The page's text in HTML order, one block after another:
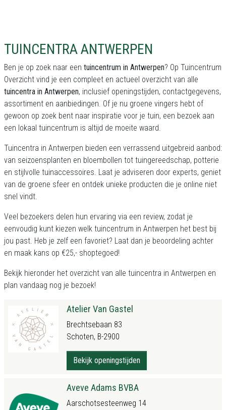
TUINCENTRA ANTWERPEN
Ben je op zoek naar een tuincentrum in Antwerpen? Op Tuincentrum
Overzicht vind je een compleet en actueel overzicht van alle
tuincentra in Antwerpen, inclusief openingstijden, contactgegevens,
assortiment en aanbiedingen. Of je nu groene vingers hebt of
gewoon op zoek bent naar inspiratie voor je tuin, een bezoek aan
een lokaal tuincentrum is altijd de moeite waard.
Tuincentra in Antwerpen bieden een verrassend uitgebreid aanbod:
van seizoensplanten en bloembollen tot tuingereedschap, potterie
en stijlvolle tuinaccessoires. Laat je adviseren door experts, geniet
van de groene sfeer en ontdek unieke producten die je online niet
snel vindt.
Veel bezoekers delen hun ervaring via een review, zodat je
eenvoudig kunt kiezen welk tuincentrum in Antwerpen het best bij
jou past. Heb je zelf een favoriet? Laat dan je beoordeling achter
en maak kans op €25,- shoptegoed!
Bekijk hieronder het overzicht van alle tuincentra in Antwerpen en
plan vandaag nog je bezoek!
Atelier Van Gastel
Brechtsebaan 83
Schoten, B-2900
Bekijk openingstijden
Aveve Adams BVBA
Aarschotsesteenweg 14